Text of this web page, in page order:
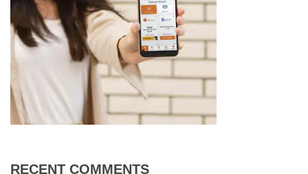
RECENT COMMENTS